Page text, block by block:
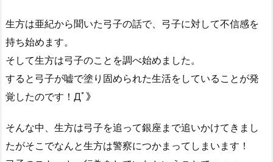
生方は亜紀から聞いた弓子の話で、弓子に対して不信感を
持ち始めます。
そして生方は弓子のことを調べ始めました。
すると弓子が嘘で塗り固められた生活をしていることが発
覚したのです！Дﾟ》
そんな中、生方は弓子を追って銀座まで追いかけてきまし
たがそこでなんと生方は警察につかまってしまいます！